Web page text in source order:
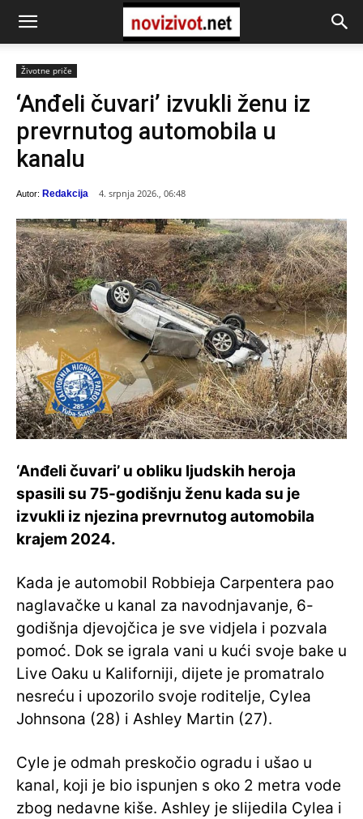
Životne priče
‘Anđeli čuvari’ izvukli ženu iz
prevrnutog automobila u
kanalu
Autor: Redakcija 4. srpnja 2026., 06:48
‘Anđeli čuvari’ u obliku ljudskih heroja
spasili su 75-godišnju ženu kada su je
izvukli iz njezina prevrnutog automobila
krajem 2024.
Kada je automobil Robbieja Carpentera pao
naglavačke u kanal za navodnjavanje, 6-
godišnja djevojčica je sve vidjela i pozvala
pomoć. Dok se igrala vani u kući svoje bake u
Live Oaku u Kaliforniji, dijete je promatralo
nesreću i upozorilo svoje roditelje, Cylea
Johnsona (28) i Ashley Martin (27).
Cyle je odmah preskočio ogradu i ušao u
kanal, koji je bio ispunjen s oko 2 metra vode
zbog nedavne kiše. Ashley je slijedila Cylea i